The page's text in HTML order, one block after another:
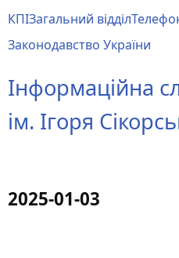
до
основного
КПІЗагальний відділ
Законодавство України
Інформаційна
ім. Ігоря
2025-01-03